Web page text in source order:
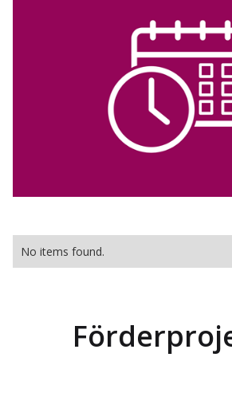
No items found.